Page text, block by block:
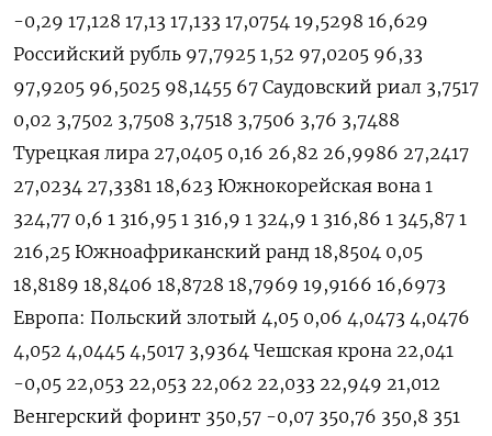
-0,29 17,128 17,13 17,133 17,0754 19,5298 16,629
Российский рубль 97,7925 1,52 97,0205 96,33
97,9205 96,5025 98,1455 67 Саудовский риал 3,7517
0,02 3,7502 3,7508 3,7518 3,7506 3,76 3,7488
Турецкая лира 27,0405 0,16 26,82 26,9986 27,2417
27,0234 27,3381 18,623 Южнокорейская вона 1
324,77 0,6 1 316,95 1 316,9 1 324,9 1 316,86 1 345,87 1
216,25 Южноафриканский ранд 18,8504 0,05
18,8189 18,8406 18,8728 18,7969 19,9166 16,6973
Европа: Польский злотый 4,05 0,06 4,0473 4,0476
4,052 4,0445 4,5017 3,9364 Чешская крона 22,041
-0,05 22,053 22,053 22,062 22,033 22,949 21,012
Венгерский форинт 350,57 -0,07 350,76 350,8 351